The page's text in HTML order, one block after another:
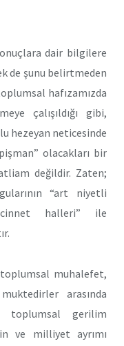
dair bilgilere
de şunu belirtmeden
hafızamızda
çalışıldığı gibi,
hezeyan neticesinde
olacakları bir
değildir. Zaten;
“art niyetli
cinnet halleri” ile
muhalefet,
arasında
toplumsal gerilim
ve milliyet ayrımı